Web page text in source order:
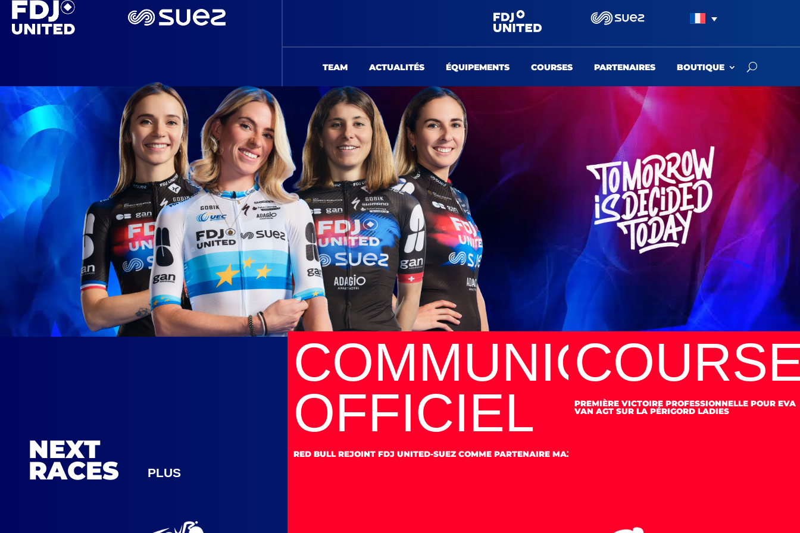
TEAM ACTUALITÉS ÉQUIPEMENTS COURSES PARTENAIRES BOUTIQUE
NEXT
RACES PLUS
COMMUNIQUÉ
OFFICIEL
RED BULL REJOINT FDJ UNITED-SUEZ COMME PARTENAIRE MAJEUR DE L’EQUIPE
PREMIÈRE VICTOIRE PROFESSIONNELLE POUR EVA
VAN AGT SUR LA PÉRIGORD LADIES